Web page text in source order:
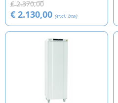
€ 2.370,00
€ 2.130,00 (excl. btw)